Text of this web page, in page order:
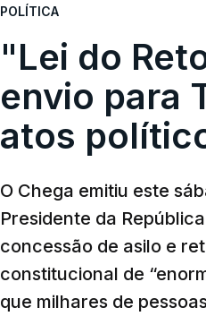
POLÍTICA
"Lei do
envio para
atos
O Chega emitiu este
Presidente da
concessão de asilo e
constitucional de
que milhares de